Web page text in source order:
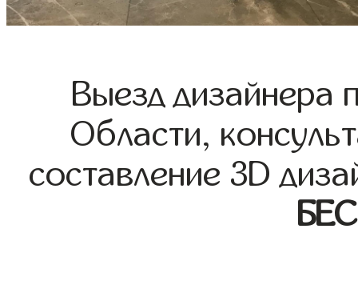
Выезд дизайнера
Области,
составление 3D